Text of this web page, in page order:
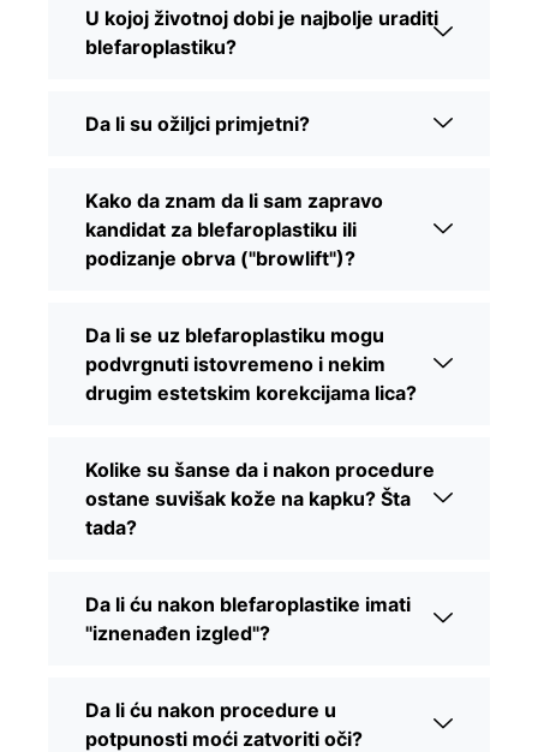
U kojoj životnoj dobi je najbolje uraditi
blefaroplastiku?
Da li su ožiljci primjetni?
Kako da znam da li sam zapravo
kandidat za blefaroplastiku ili
podizanje obrva ("browlift")?
Da li se uz blefaroplastiku mogu
podvrgnuti istovremeno i nekim
drugim estetskim korekcijama lica?
Kolike su šanse da i nakon procedure
ostane suvišak kože na kapku? Šta
tada?
Da li ću nakon blefaroplastike imati
"iznenađen izgled"?
Da li ću nakon procedure u
potpunosti moći zatvoriti oči?